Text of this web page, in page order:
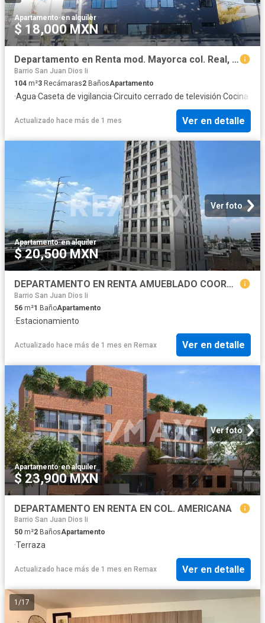
Apartamento·en alquiler
$ 18,000 MXN
Departamento en Renta mod. Mayorca col. Real, Guadalajara
Barrio San Juan Dios Ii
104 m²3 Recámaras2 BañosApartamento
·Agua·Caseta de vigilancia·Circuito cerrado de televisión·Cocina
Actualizado hace más de 1 mes Ver en detalle
Ver foto
Apartamento·en alquiler
$ 20,500 MXN
DEPARTAMENTO EN RENTA AMUEBLADO COORDENADA LAFAYETTE EN LA COLONIA MODERNA
Barrio San Juan Dios Ii
56 m²1 BañoApartamento
·Estacionamiento
Actualizado hace más de 1 mes en Remax Ver en detalle
Ver foto
Apartamento·en alquiler
$ 23,900 MXN
DEPARTAMENTO EN RENTA EN COL. AMERICANA
Barrio San Juan Dios Ii
50 m²2 BañosApartamento
·Terraza
Actualizado hace más de 1 mes en Remax Ver en detalle
1 /17